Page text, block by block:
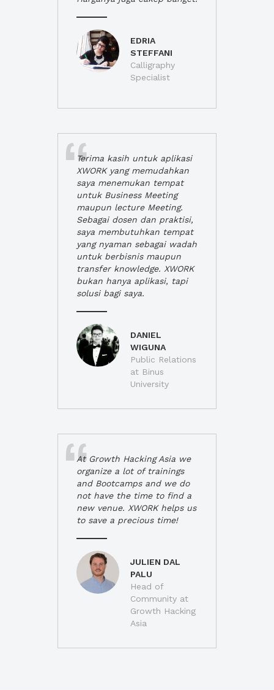
EDRIA
STEFFANI
Calligraphy
Specialist
Terima kasih untuk aplikasi
XWORK yang memudahkan
saya menemukan tempat
untuk Business Meeting
maupun lecture Meeting.
Sebagai dosen dan praktisi,
saya membutuhkan tempat
yang nyaman sebagai wadah
untuk berbisnis maupun
transfer knowledge. XWORK
bukan hanya aplikasi, tapi
solusi bagi saya.
DANIEL
WIGUNA
Public Relations
at Binus
University
At Growth Hacking Asia we
organize a lot of trainings
and Bootcamps and we do
not have the time to find a
new venue. XWORK helps us
to save a precious time!
JULIEN DAL
PALU
Head of
Community at
Growth Hacking
Asia